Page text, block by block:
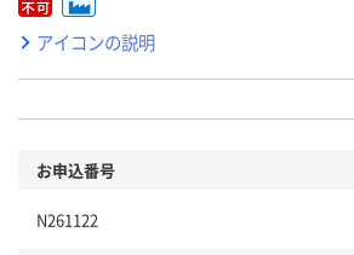
アイコンの説明
お申込番号
N261122